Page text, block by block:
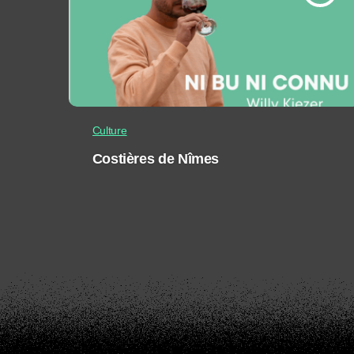
Culture
Costières de Nîmes